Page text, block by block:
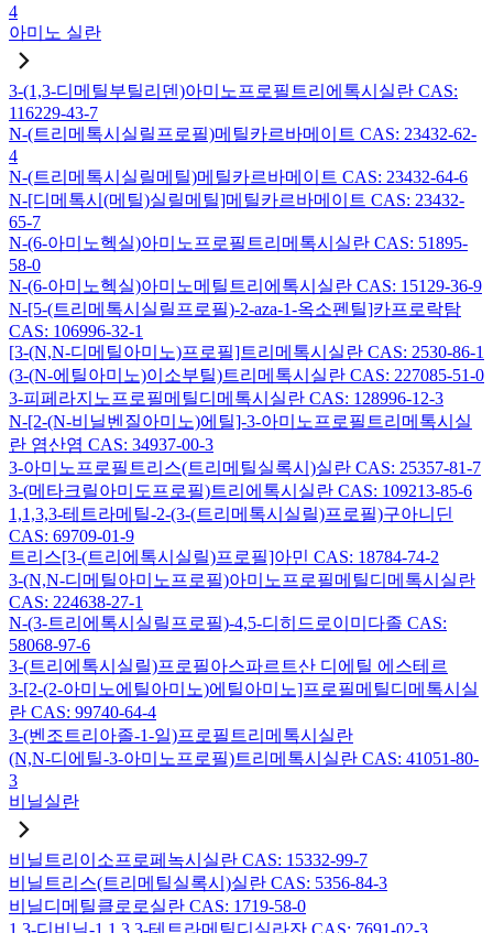
4
아미노 실란
3-(1,3-디메틸부틸리덴)아미노프로필트리에톡시실란 CAS:
116229-43-7
N-(트리메톡시실릴프로필)메틸카르바메이트 CAS: 23432-62-
4
N-(트리메톡시실릴메틸)메틸카르바메이트 CAS: 23432-64-6
N-[디메톡시(메틸)실릴메틸]메틸카르바메이트 CAS: 23432-
65-7
N-(6-아미노헥실)아미노프로필트리메톡시실란 CAS: 51895-
58-0
N-(6-아미노헥실)아미노메틸트리에톡시실란 CAS: 15129-36-9
N-[5-(트리메톡시실릴프로필)-2-aza-1-옥소펜틸]카프로락탐
CAS: 106996-32-1
[3-(N,N-디메틸아미노)프로필]트리메톡시실란 CAS: 2530-86-1
(3-(N-에틸아미노)이소부틸)트리메톡시실란 CAS: 227085-51-0
3-피페라지노프로필메틸디메톡시실란 CAS: 128996-12-3
N-[2-(N-비닐벤질아미노)에틸]-3-아미노프로필트리메톡시실
란 염산염 CAS: 34937-00-3
3-아미노프로필트리스(트리메틸실록시)실란 CAS: 25357-81-7
3-(메타크릴아미도프로필)트리에톡시실란 CAS: 109213-85-6
1,1,3,3-테트라메틸-2-(3-(트리메톡시실릴)프로필)구아니딘
CAS: 69709-01-9
트리스[3-(트리에톡시실릴)프로필]아민 CAS: 18784-74-2
3-(N,N-디메틸아미노프로필)아미노프로필메틸디메톡시실란
CAS: 224638-27-1
N-(3-트리에톡시실릴프로필)-4,5-디히드로이미다졸 CAS:
58068-97-6
3-(트리에톡시실릴)프로필아스파르트산 디에틸 에스테르
3-[2-(2-아미노에틸아미노)에틸아미노]프로필메틸디메톡시실
란 CAS: 99740-64-4
3-(벤조트리아졸-1-일)프로필트리메톡시실란
(N,N-디에틸-3-아미노프로필)트리메톡시실란 CAS: 41051-80-
3
비닐실란
비닐트리이소프로페녹시실란 CAS: 15332-99-7
비닐트리스(트리메틸실록시)실란 CAS: 5356-84-3
비닐디메틸클로로실란 CAS: 1719-58-0
1,3-디비닐-1,1,3,3-테트라메틸디실라잔 CAS: 7691-02-3